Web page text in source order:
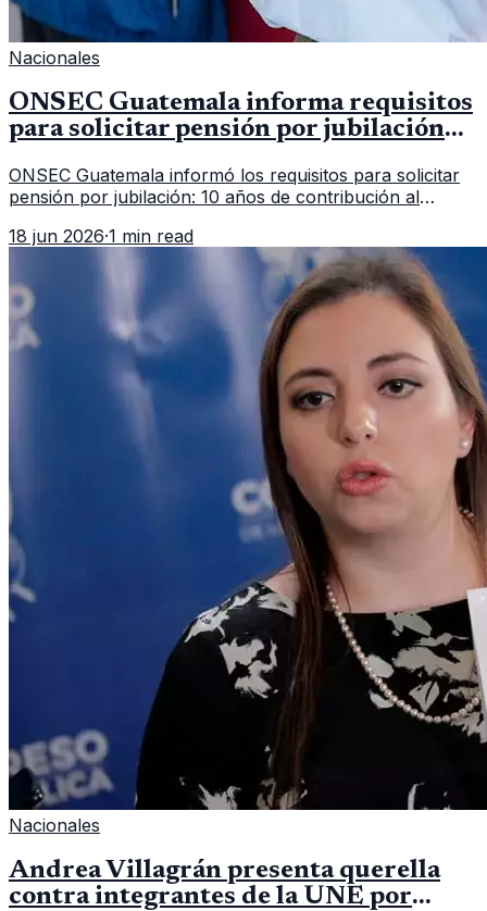
Nacionales
ONSEC Guatemala informa requisitos
para solicitar pensión por jubilación
ONSEC Guatemala informó los requisitos para solicitar
pensión por jubilación: 10 años de contribución al
importar edad.
18 jun 2026·1 min read
Nacionales
Andrea Villagrán presenta querella
contra integrantes de la UNE por